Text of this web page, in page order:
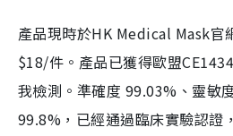
產品現時於HK Medical Mask官
$18/件。產品已獲得歐盟
我檢測。準確度 99.03%、靈敏
99.8%，已經通過臨床實驗認證